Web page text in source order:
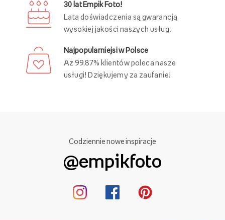
30 lat Empik Foto!
Lata doświadczenia są gwarancją
wysokiej jakości naszych usług.
Najpopularniejsi w Polsce
Aż 99,87% klientów poleca nasze
usługi! Dziękujemy za zaufanie!
Codziennie nowe inspiracje
@empikfoto